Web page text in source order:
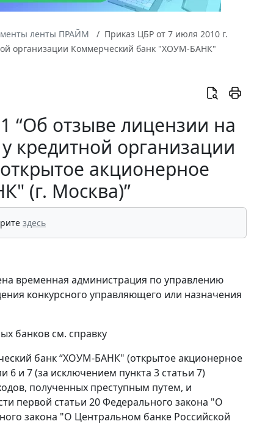
ленты ПРАЙМ
Приказ ЦБР от 7 июля 2010 г.
организации Коммерческий банк "ХОУМ-БАНК"
“Об отзыве лицензии на
кредитной организации
акционерное
(г. Москва)”
здесь
временная администрация по управлению
конкурсного управляющего или назначения
банков см. справку
банк “ХОУМ-БАНК" (открытое акционерное
6 и 7 (за исключением пункта 3 статьи 7)
полученных преступным путем, и
первой статьи 20 Федерального закона "О
закона "О Центральном банке Российской